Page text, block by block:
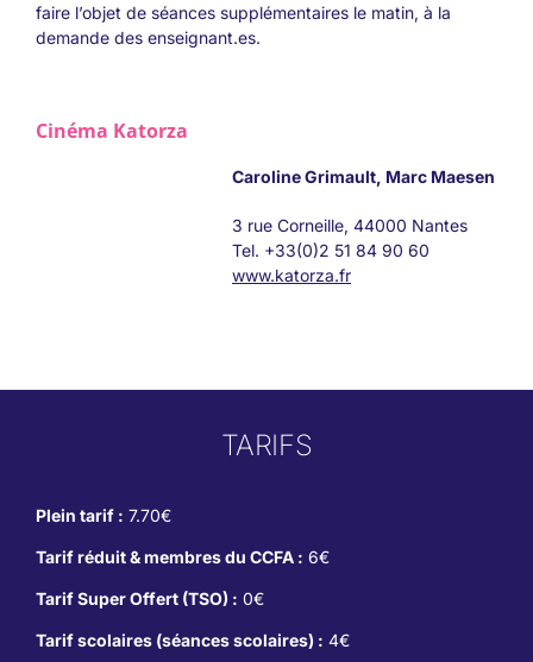
faire l’objet de séances supplémentaires le matin, à la
demande des enseignant.es.
Cinéma Katorza
Caroline Grimault, Marc Maesen
3 rue Corneille, 44000 Nantes
Tel. +33(0)2 51 84 90 60
www.katorza.fr
TARIFS
Plein tarif : 7.70€
Tarif réduit & membres du CCFA : 6€
Tarif Super Offert (TSO) : 0€
Tarif scolaires (séances scolaires) : 4€